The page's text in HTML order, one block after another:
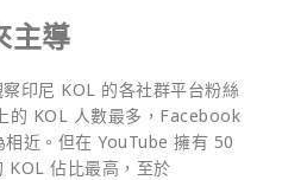
主導
印尼 KOL 的各社群平台粉絲
KOL 人數最多，Facebook
近。但在 YouTube 擁有 50
KOL 佔比最高，至於